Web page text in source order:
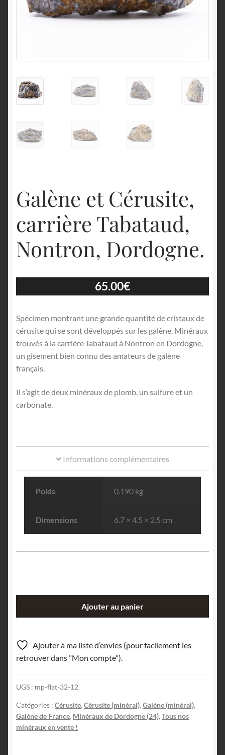
Galène et Cérusite,
carrière Tabataud,
Nontron, Dordogne.
65.00€
Spécimen montrant une grande quantité de cristaux de
cérusite qui se sont développés sur les galène. Minéraux
trouvés à la carrière Tabataud à Nontron en Dordogne,
un gisement bien connu des amateurs de galène
français.
Il s’agit de deux minéraux de plomb, un sulfure et un
carbonate.
Informations complémentaires
Poids 0.190 kg
Dimensions 6.7 × 4.5 × 2.5 cm
et
Cérusite,
carrière
Nontron,
Dordogne.
Ajouter au panier
Ajouter à ma liste d’envies (pour facilement les
retrouver dans "Mon compte").
UGS : mp-flat-32-12
Catégories : Cérusite, Cérusite (minéral), Galène (minéral),
Galène de France, Minéraux de Dordogne (24), Tous nos
minéraux en vente !